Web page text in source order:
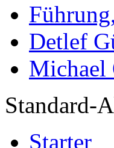
Detlef
Michael
Standard-
Starter